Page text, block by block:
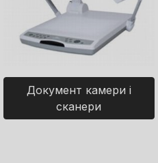
Документ камери і
сканери